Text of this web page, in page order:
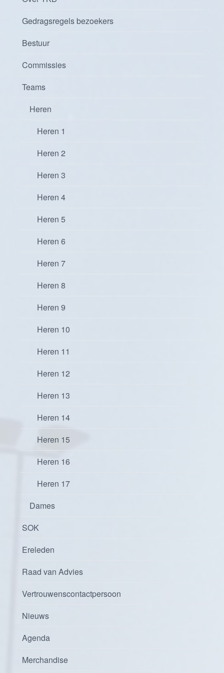
Gedragsregels bezoekers
Bestuur
Commissies
Teams
Heren
Heren 1
Heren 2
Heren 3
Heren 4
Heren 5
Heren 6
Heren 7
Heren 8
Heren 9
Heren 10
Heren 11
Heren 12
Heren 13
Heren 14
Heren 15
Heren 16
Heren 17
Dames
SOK
Ereleden
Raad van Advies
Vertrouwenscontactpersoon
Nieuws
Agenda
Merchandise